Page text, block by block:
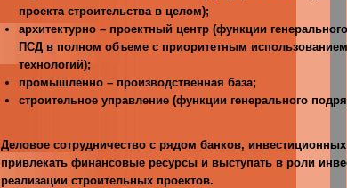
проекта строительства в целом);
архитектурно – проектный центр (функции
ПСД в полном объеме с приоритетным
технологий);
промышленно – производственная база;
строительное управление (функции генерального
Деловое сотрудничество с рядом банков,
привлекать финансовые ресурсы и выступать в роли
реализации строительных проектов.